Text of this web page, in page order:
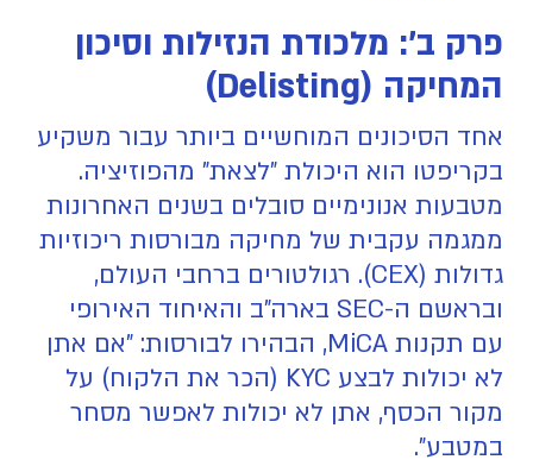
פרק ב': מלכודת הנזילות וסיכון
המחיקה (Delisting)
אחד הסיכונים המוחשיים ביותר עבור משקיע
בקריפטו הוא היכולת "לצאת" מהפוזיציה.
מטבעות אנונימיים סובלים בשנים האחרונות
ממגמה עקבית של מחיקה מבורסות ריכוזיות
גדולות (CEX). רגולטורים ברחבי העולם,
ובראשם ה-SEC בארה"ב והאיחוד האירופי
עם תקנות MiCA, הבהירו לבורסות: "אם אתן
לא יכולות לבצע KYC (הכר את הלקוח) על
מקור הכסף, אתן לא יכולות לאפשר מסחר
במטבע".